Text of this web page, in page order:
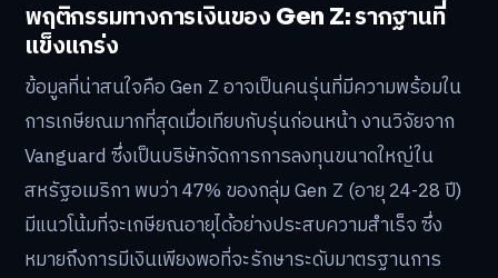
พฤติกรรมทางการเงินของ Gen Z: รากฐานที่
แข็งแกร่ง
ข้อมูลที่น่าสนใจคือ Gen Z อาจเป็นคนรุ่นที่มีความพร้อมใน
การเกษียณมากที่สุดเมื่อเทียบกับรุ่นก่อนหน้า งานวิจัยจาก
Vanguard ซึ่งเป็นบริษัทจัดการการลงทุนขนาดใหญ่ใน
สหรัฐอเมริกา พบว่า 47% ของกลุ่ม Gen Z (อายุ 24-28 ปี)
มีแนวโน้มที่จะเกษียณอายุได้อย่างประสบความสำเร็จ ซึ่ง
หมายถึงการมีเงินเพียงพอที่จะรักษาระดับมาตรฐานการ